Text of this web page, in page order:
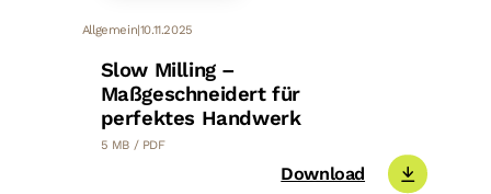
Allgemein|10.11.2025
Slow Milling –
Maßgeschneidert für
perfektes Handwerk
5 MB / PDF
Download